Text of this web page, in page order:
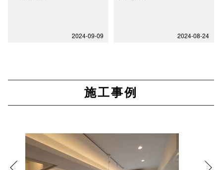
2024-09-09 2024-08-24
施工事例